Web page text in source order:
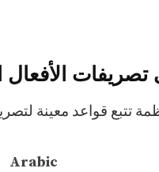
الأفعال
تتبع قواعد معينة
Arabic